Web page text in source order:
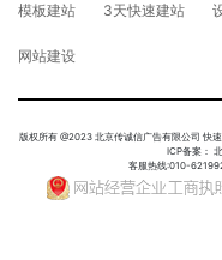
模板建站
3天快速建站
网站建设
版权所有 @2023 北京传诚信广告有限公司 快
ICP备案：
客服热线:010-